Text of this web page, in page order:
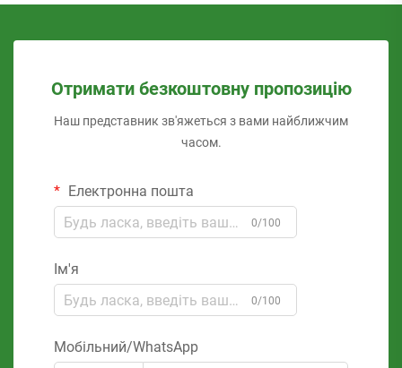
Отримати безкоштовну пропозицію
Наш представник зв'яжеться з вами найближчим
часом.
Електронна пошта
0/100
Ім'я
0/100
Мобільний/WhatsApp